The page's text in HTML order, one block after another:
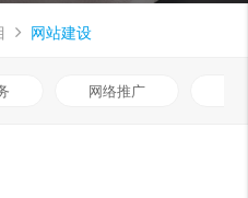
网站建设
网络推广